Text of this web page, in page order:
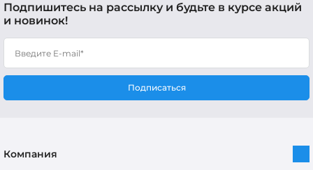
Подпишитесь на рассылку и будьте в курсе акций
и новинок!
Подписаться
Компания